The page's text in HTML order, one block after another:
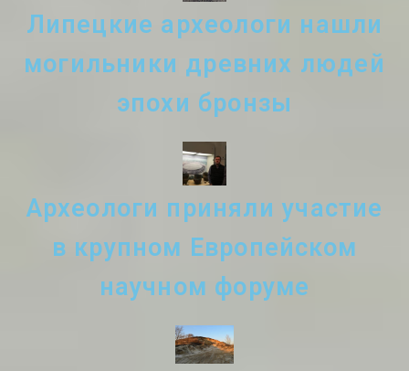
Липецкие археологи нашли
могильники древних людей
эпохи бронзы
Археологи приняли участие
в крупном Европейском
научном форуме